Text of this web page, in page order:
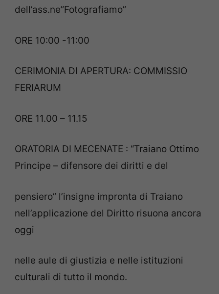
dell’ass.ne”Fotografiamo”
ORE 10:00 -11:00
CERIMONIA DI APERTURA: COMMISSIO
FERIARUM
ORE 11.00 – 11.15
ORATORIA DI MECENATE : “Traiano Ottimo
Principe – difensore dei diritti e del
pensiero” l’insigne impronta di Traiano
nell’applicazione del Diritto risuona ancora
oggi
nelle aule di giustizia e nelle istituzioni
culturali di tutto il mondo.